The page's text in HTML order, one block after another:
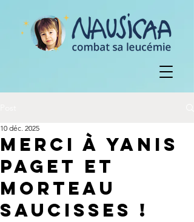
merci à Yanis
Paget et
Morteau
Saucisses !
10 déc. 2025